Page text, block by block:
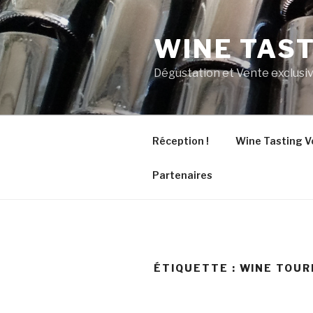
Aller
au
contenu
principal
WINE
Dégustation et Vente
Réception ! Wine Tasting
Partenaires
ÉTIQUETTE : WINE